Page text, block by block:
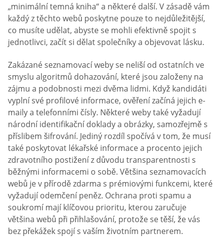
„minimální temná kniha“ a některé další. V zásadě vám
každý z těchto webů poskytne pouze to nejdůležitější,
co musíte udělat, abyste se mohli efektivně spojit s
jednotlivci, začít si dělat společníky a objevovat lásku.
Zakázané seznamovací weby se neliší od ostatních ve
smyslu algoritmů dohazování, které jsou založeny na
zájmu a podobnosti mezi dvěma lidmi. Když kandidáti
vyplní své profilové informace, ověření začíná jejich e-
maily a telefonními čísly. Některé weby také vyžadují
národní identifikační doklady a obrázky, samozřejmě s
příslibem šifrování. Jediný rozdíl spočívá v tom, že musí
také poskytovat lékařské informace a procento jejich
zdravotního postižení z důvodu transparentnosti s
běžnými informacemi o sobě. Většina seznamovacích
webů je v přírodě zdarma s prémiovými funkcemi, které
vyžadují odemčení peněz. Ochrana proti spamu a
soukromí mají klíčovou prioritu, kterou zaručuje
většina webů při přihlašování, protože se těší, že vás
bez překážek spojí s vaším životním partnerem.